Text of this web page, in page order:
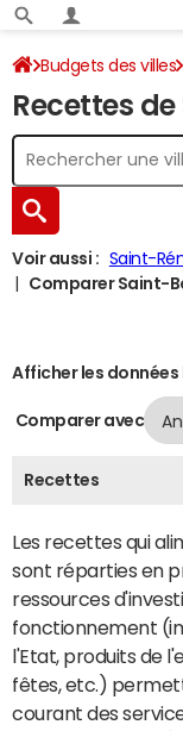
Budgets des villes
Recettes 2024
Recettes
Voir aussi : Saint-
Comparer Saint-
Afficher les
Comparer avec
Recettes
Les recettes qui
sont réparties en
ressources
fonctionnement
l'Etat, produits de
fêtes, etc.)
courant des